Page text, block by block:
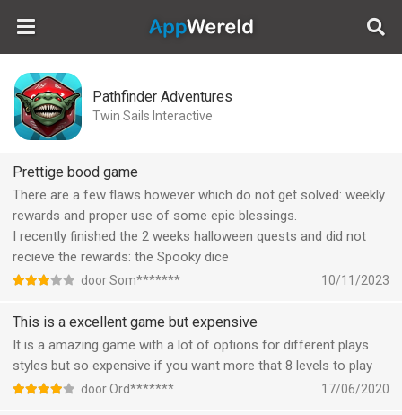
AppWereld
Pathfinder Adventures
Twin Sails Interactive
Prettige bood game
There are a few flaws however which do not get solved: weekly
rewards and proper use of some epic blessings.
I recently finished the 2 weeks halloween quests and did not
recieve the rewards: the Spooky dice
door Som******* 10/11/2023
This is a excellent game but expensive
It is a amazing game with a lot of options for different plays
styles but so expensive if you want more that 8 levels to play
door Ord******* 17/06/2020